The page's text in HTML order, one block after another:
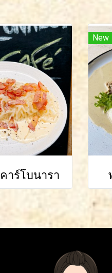
าร์โบนารา
New